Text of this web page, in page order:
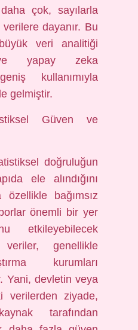
çok, sayılarla
dayanır. Bu
veri analitiği
yapay zeka
kullanımıyla
gelmiştir.
Güven ve
doğruluğun
ele alındığını
bağımsız
önemli bir yer
etkileyebilecek
genellikle
kurumları
Yani, devletin veya
verilerden ziyade,
tarafından